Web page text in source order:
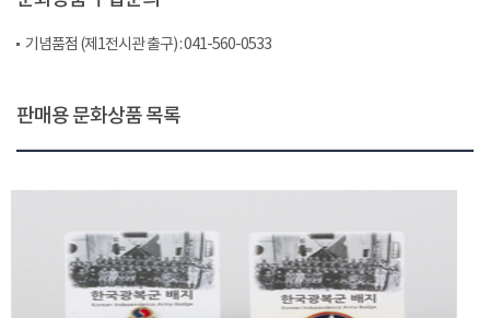
기념품점 (제1전시관 출구) : 041-560-0533
판매용 문화상품 목록